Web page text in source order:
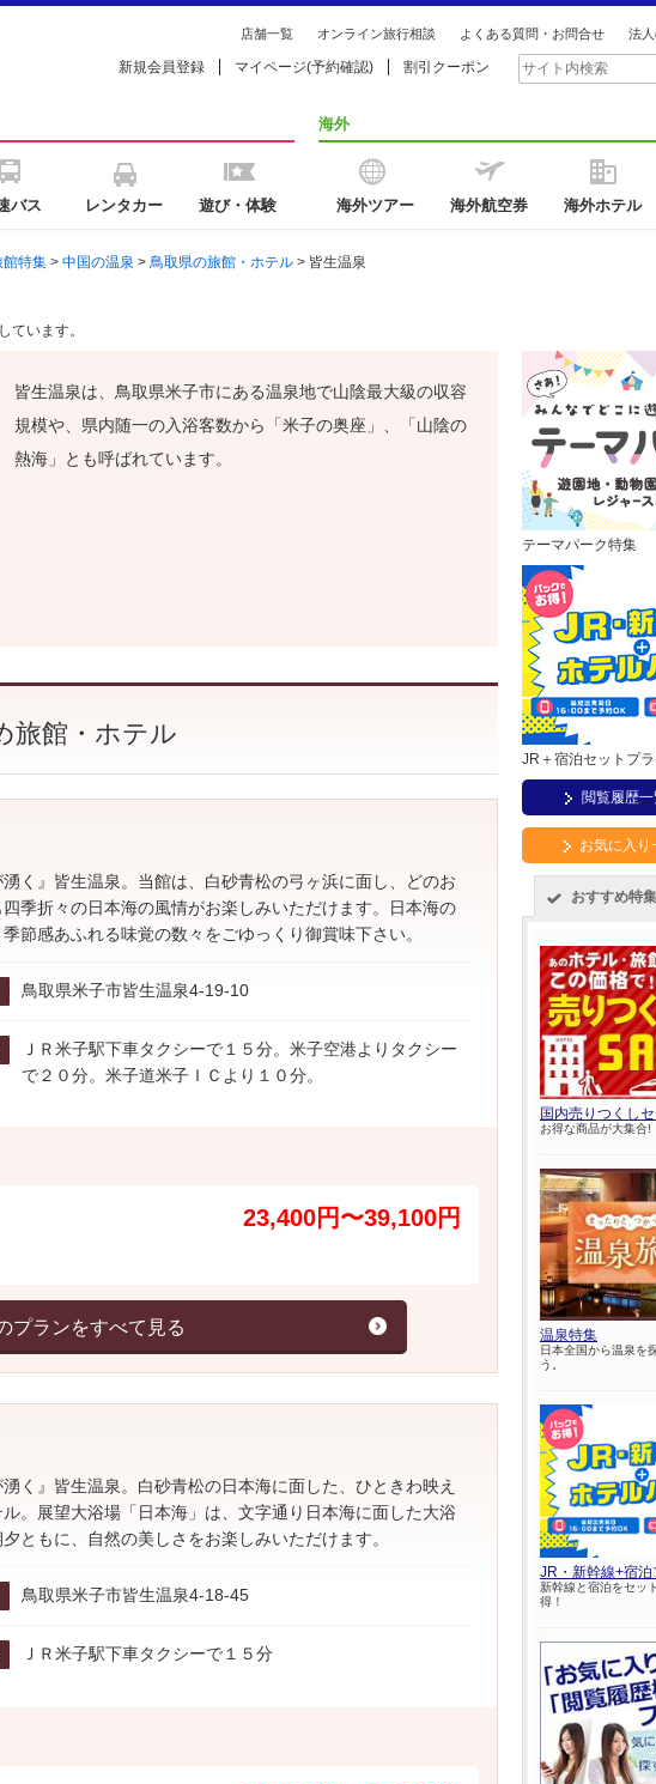
店舗一覧 オンライン旅行相談 よくある質問・お問合せ 法
新規会員登録 マイページ(予約確認) 割引クーポン
バス レンタカー 遊び・体験
海外
海外ツアー 海外航空券 海外ホテル
館特集 > 中国の温泉 > 鳥取県の旅館・ホテル > 皆生温泉
ています。
皆生温泉は、鳥取県米子市にある温泉地で山陰最大級の収容
規模や、県内随一の入浴客数から「米子の奥座」、「山陰の
熱海」とも呼ばれています。
旅館・ホテル
湧く』皆生温泉。当館は、白砂青松の弓ヶ浜に面し、どのお
季折々の日本海の風情がお楽しみいただけます。日本海の
節感あふれる味覚の数々をごゆっくり御賞味下さい。
鳥取県米子市皆生温泉4-19-10
ＪＲ米子駅下車タクシーで１５分。米子空港よりタクシー
で２０分。米子道米子ＩＣより１０分。
23,400円〜39,100円
プランをすべて見る
湧く』皆生温泉。白砂青松の日本海に面した、ひときわ映え
。展望大浴場「日本海」は、文字通り日本海に面した大浴
ともに、自然の美しさをお楽しみいただけます。
鳥取県米子市皆生温泉4-18-45
ＪＲ米子駅下車タクシーで１５分
テーマパーク特集
JR＋宿泊セットプ
閲覧履歴
お気に入り
おすすめ特集
国内売りつくし
お得な商品が大集合!
温泉特集
日本全国から温泉を
う。
JR・新幹線+宿泊
新幹線と宿泊をセッ
得！